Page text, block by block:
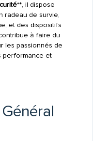
**, il dispose
radeau de survie,
et des dispositifs
à faire du
les passionnés de
performance et